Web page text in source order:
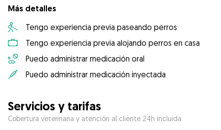
Más detalles
Tengo experiencia previa paseando perros
Tengo experiencia previa alojando perros en casa
Puedo administrar medicación oral
Puedo administrar medicación inyectada
Servicios y tarifas
Cobertura veterinaria y atención al cliente 24h incluida